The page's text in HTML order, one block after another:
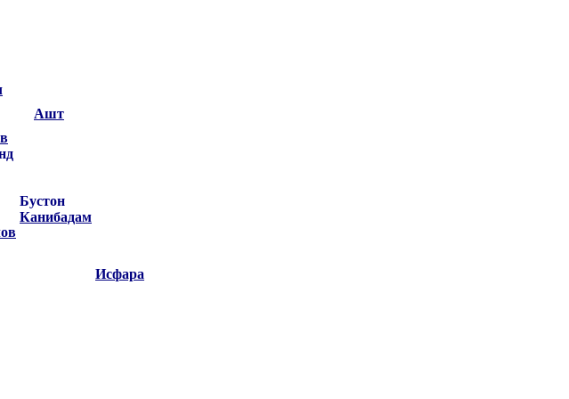
Ашт
Бустон
Канибадам
Исфара